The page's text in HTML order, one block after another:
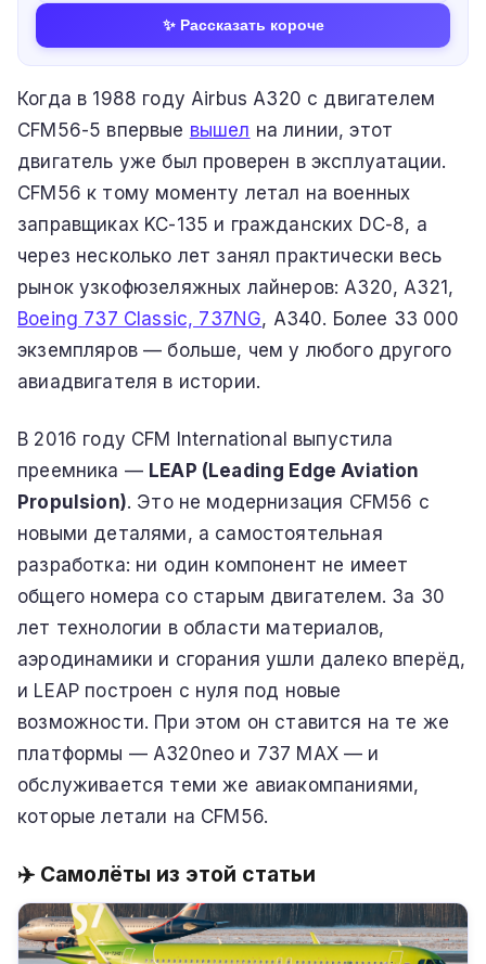
✨ Рассказать короче
Когда в 1988 году Airbus A320 с двигателем
CFM56-5 впервые вышел на линии, этот
двигатель уже был проверен в эксплуатации.
CFM56 к тому моменту летал на военных
заправщиках KC-135 и гражданских DC-8, а
через несколько лет занял практически весь
рынок узкофюзеляжных лайнеров: A320, A321,
Boeing 737 Classic, 737NG, A340. Более 33 000
экземпляров — больше, чем у любого другого
авиадвигателя в истории.
В 2016 году CFM International выпустила
преемника — LEAP (Leading Edge Aviation
Propulsion). Это не модернизация CFM56 с
новыми деталями, а самостоятельная
разработка: ни один компонент не имеет
общего номера со старым двигателем. За 30
лет технологии в области материалов,
аэродинамики и сгорания ушли далеко вперёд,
и LEAP построен с нуля под новые
возможности. При этом он ставится на те же
платформы — A320neo и 737 MAX — и
обслуживается теми же авиакомпаниями,
которые летали на CFM56.
✈️ Самолёты из этой статьи